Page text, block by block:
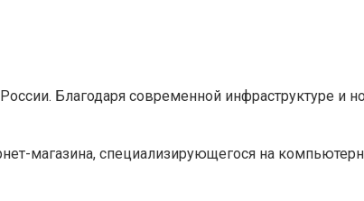
Благодаря современной инфраструктуре
магазина, специализирующегося на